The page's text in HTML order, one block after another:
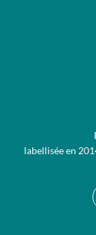
labellisée en